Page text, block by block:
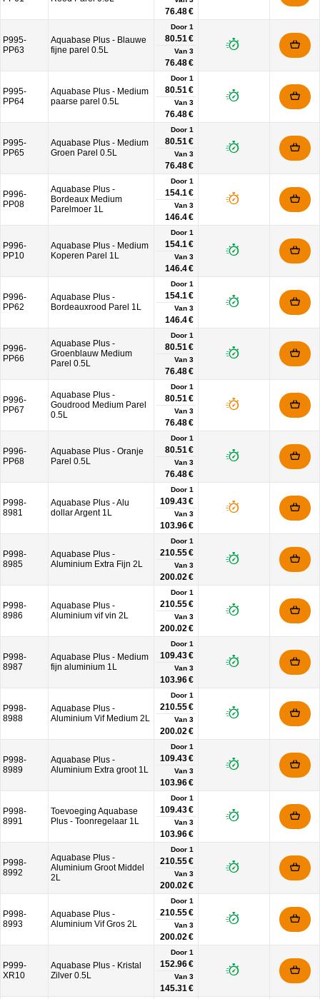
76.48 €
P995-
PP63
Aquabase Plus - Blauwe
fijne parel 0.5L
Door 1
80.51 €
Van 3
76.48 €
P995-
PP64
Aquabase Plus - Medium
paarse parel 0.5L
Door 1
80.51 €
Van 3
76.48 €
P995-
PP65
Aquabase Plus - Medium
Groen Parel 0.5L
Door 1
80.51 €
Van 3
76.48 €
P996-
PP08
Aquabase Plus -
Bordeaux Medium
Parelmoer 1L
Door 1
154.1 €
Van 3
146.4 €
P996-
PP10
Aquabase Plus - Medium
Koperen Parel 1L
Door 1
154.1 €
Van 3
146.4 €
P996-
PP62
Aquabase Plus -
Bordeauxrood Parel 1L
Door 1
154.1 €
Van 3
146.4 €
P996-
PP66
Aquabase Plus -
Groenblauw Medium
Parel 0.5L
Door 1
80.51 €
Van 3
76.48 €
P996-
PP67
Aquabase Plus -
Goudrood Medium Parel
0.5L
Door 1
80.51 €
Van 3
76.48 €
P996-
PP68
Aquabase Plus - Oranje
Parel 0.5L
Door 1
80.51 €
Van 3
76.48 €
P998-
8981
Aquabase Plus - Alu
dollar Argent 1L
Door 1
109.43 €
Van 3
103.96 €
P998-
8985
Aquabase Plus -
Aluminium Extra Fijn 2L
Door 1
210.55 €
Van 3
200.02 €
P998-
8986
Aquabase Plus -
Aluminium vif vin 2L
Door 1
210.55 €
Van 3
200.02 €
P998-
8987
Aquabase Plus - Medium
fijn aluminium 1L
Door 1
109.43 €
Van 3
103.96 €
P998-
8988
Aquabase Plus -
Aluminium Vif Medium 2L
Door 1
210.55 €
Van 3
200.02 €
P998-
8989
Aquabase Plus -
Aluminium Extra groot 1L
Door 1
109.43 €
Van 3
103.96 €
P998-
8991
Toevoeging Aquabase
Plus - Toonregelaar 1L
Door 1
109.43 €
Van 3
103.96 €
P998-
8992
Aquabase Plus -
Aluminium Groot Middel
2L
Door 1
210.55 €
Van 3
200.02 €
P998-
8993
Aquabase Plus -
Aluminium Vif Gros 2L
Door 1
210.55 €
Van 3
200.02 €
P999-
XR10
Aquabase Plus - Kristal
Zilver 0.5L
Door 1
152.96 €
Van 3
145.31 €